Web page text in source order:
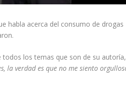
habla acerca del consumo de drogas
todos los temas que son de su autoría,
la verdad es que no me siento